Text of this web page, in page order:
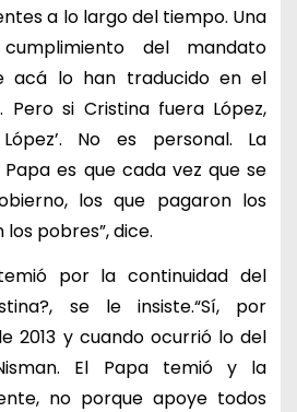
a lo largo del tiempo. Una
del mandato
acá lo han traducido en el
Pero si Cristina fuera López,
No es personal. La
es que cada vez que se
los que pagaron los
pobres”, dice.
por la continuidad del
se le insiste.“Sí, por
2013 y cuando ocurrió lo del
El Papa temió y la
no porque apoye todos